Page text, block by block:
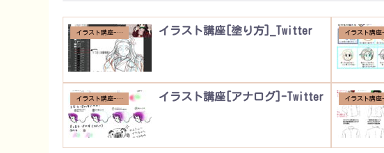
イラスト講座-Twitter イラスト講座[塗り方]_Twitter
イラスト講座-Twitter イラスト講座[アナログ]-Twitter